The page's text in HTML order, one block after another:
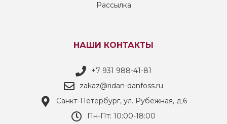
Рассылка
НАШИ КОНТАКТЫ
+7 931 988-41-81
zakaz@ridan-danfoss.ru
Санкт-Петербург, ул. Рубежная, д.6
Пн-Пт: 10:00-18:00